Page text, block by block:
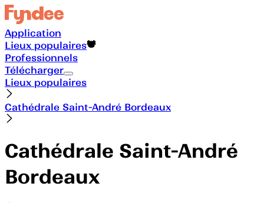
Application
Lieux populaires
Professionnels
Télécharger
Lieux populaires
Cathédrale Saint-André Bordeaux
Cathédrale Saint-André
Bordeaux